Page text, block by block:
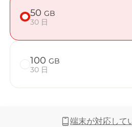
50 GB
30 日
100 GB
30 日
端末が対応して